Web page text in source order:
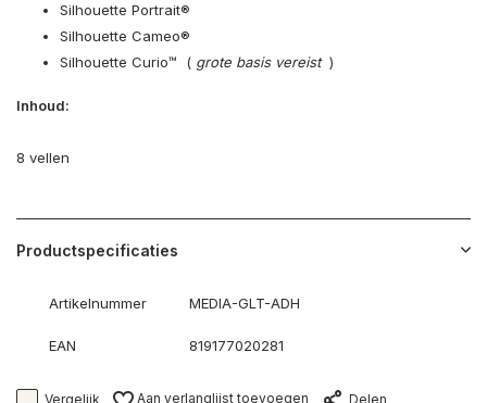
Silhouette Portrait®
Silhouette Cameo®
Silhouette Curio™ ( grote basisvereist )
Inhoud:
8 vellen
Productspecificaties
Artikelnummer MEDIA-GLT-ADH
EAN 819177020281
Vergelijk Aan verlanglijst toevoegen Delen